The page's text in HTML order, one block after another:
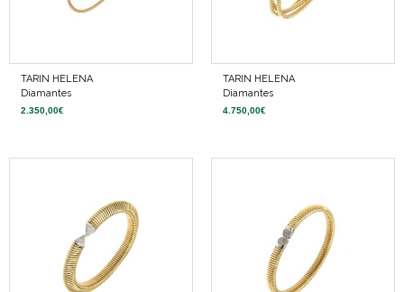
TARIN HELENA
Diamantes
2.350,00€
TARIN HELENA
Diamantes
4.750,00€